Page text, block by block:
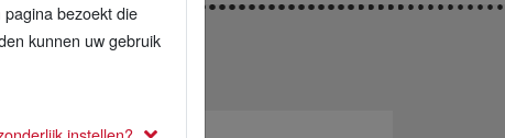
bezoekt die
kunnen uw gebruik